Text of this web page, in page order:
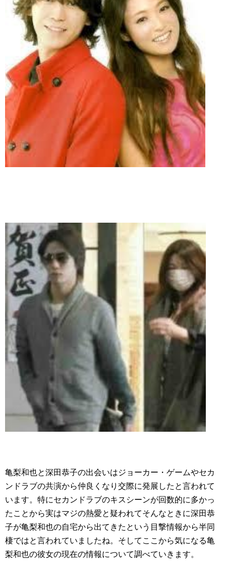
亀梨和也と深田恭子の出会いはジョーカー・ゲームやセカ
ンドラブの共演から仲良くなり交際に発展したと言われて
います。特にセカンドラブのキスシーンが回数的に多かっ
たことから実はマジの熱愛と疑われてそんなときに深田恭
子が亀梨和也の自宅から出てきたという目撃情報から半同
棲ではと言われていましたね。そしてここから気になる亀
梨和也の彼女の現在の情報について調べていきます。